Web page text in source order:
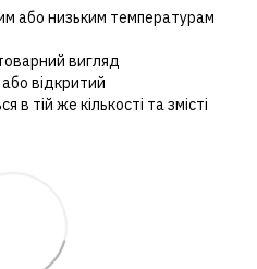
або низьким температурам
вигляд
відкритий
в тій же кількості та змісті